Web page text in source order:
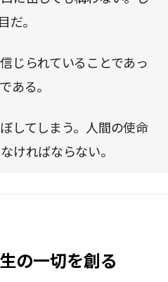
だ。
じられていることであっ
ある。
してしまう。人間の使命
ければならない。
の一切を創る